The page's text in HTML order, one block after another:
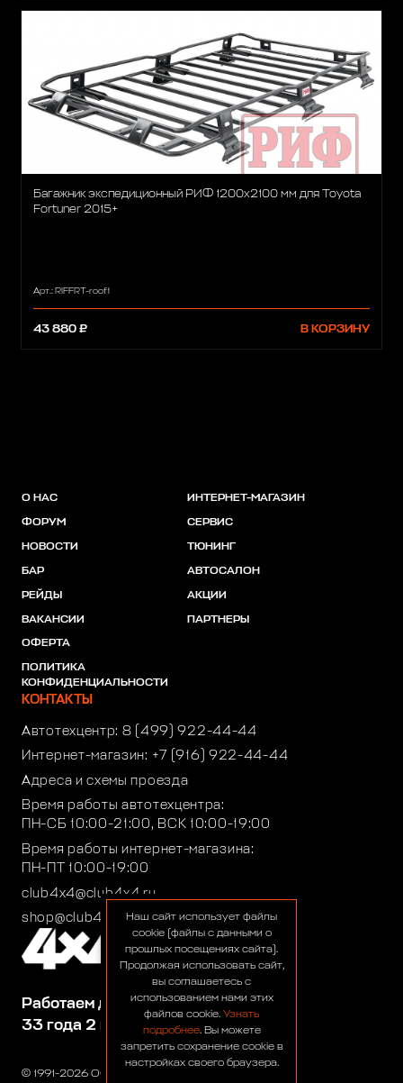
Багажник экспедиционный РИФ 1200х2100 мм для Toyota
Fortuner 2015+
Арт.: RIFFRT-roof1
43 880 ₽ В КОРЗИНУ
© 1991-2026 ООО «Сервис 4х4»
Работаем для вас:
33 года 2 месяца 25 дней
О НАС
ФОРУМ
НОВОСТИ
БАР
РЕЙДЫ
ВАКАНСИИ
ОФЕРТА
ПОЛИТИКА
КОНФИДЕНЦИАЛЬНОСТИ
ИНТЕРНЕТ-МАГАЗИН
СЕРВИС
ТЮНИНГ
АВТОСАЛОН
АКЦИИ
ПАРТНЕРЫ
КОНТАКТЫ
Автотехцентр: 8 (499) 922-44-44
Интернет-магазин: +7 (916) 922-44-44
Адреса и схемы проезда
Время работы автотехцентра:
ПН-СБ 10:00-21:00, ВСК 10:00-19:00
Время работы интернет-магазина:
ПН-ПТ 10:00-19:00
club4x4@club4x4.ru
shop@club4x4.ruНаш сайт использует файлы
cookie (файлы с данными о
прошлых посещениях сайта).
Продолжая использовать сайт,
вы соглашаетесь с
использованием нами этих
файлов cookie. Узнать
подробнее. Вы можете
запретить сохранение cookie в
настройках своего браузера.